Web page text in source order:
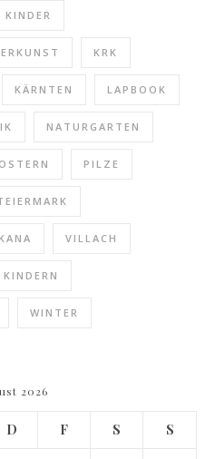
KINDER
KRK
KÄRNTEN LAPBOOK
NATURGARTEN
OSTERN PILZE
VILLACH
WINTER
2026
D F S S